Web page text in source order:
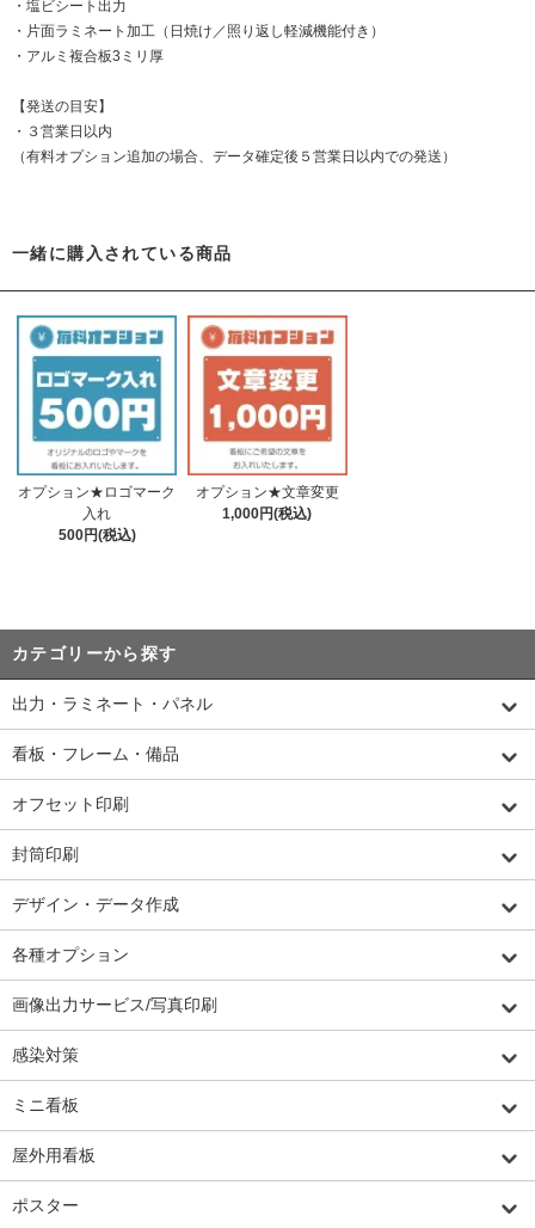
・塩ビシート出力
・片面ラミネート加工（日焼け／照り返し軽減機能付き）
・アルミ複合板3ミリ厚
【発送の目安】
・３営業日以内
（有料オプション追加の場合、データ確定後５営業日以内での発送）
一緒に購入されている商品
オプション★ロゴマーク
入れ
500円(税込)
オプション★文章変更
1,000円(税込)
カテゴリーから探す
出力・ラミネート・パネル
看板・フレーム・備品
オフセット印刷
封筒印刷
デザイン・データ作成
各種オプション
画像出力サービス/写真印刷
感染対策
ミニ看板
屋外用看板
ポスター